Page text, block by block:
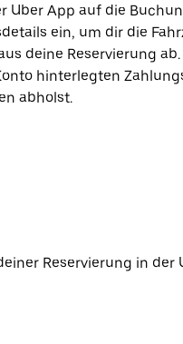
Uber App auf die
ein, um dir die
deine Reservierung
hinterlegten
abholst.
Reservierung in der